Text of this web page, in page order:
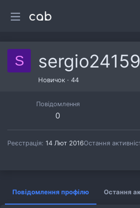
S sergio24159
Новичок · 44
Повідомлення
0
Реєстрація 14 Лют 2016Остання
Повідомлення профілю Остання